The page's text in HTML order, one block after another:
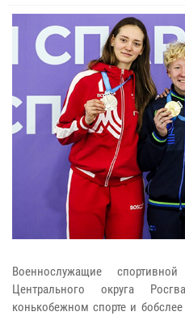
Военнослужащие
Центрального округа
конькобежном спорте и